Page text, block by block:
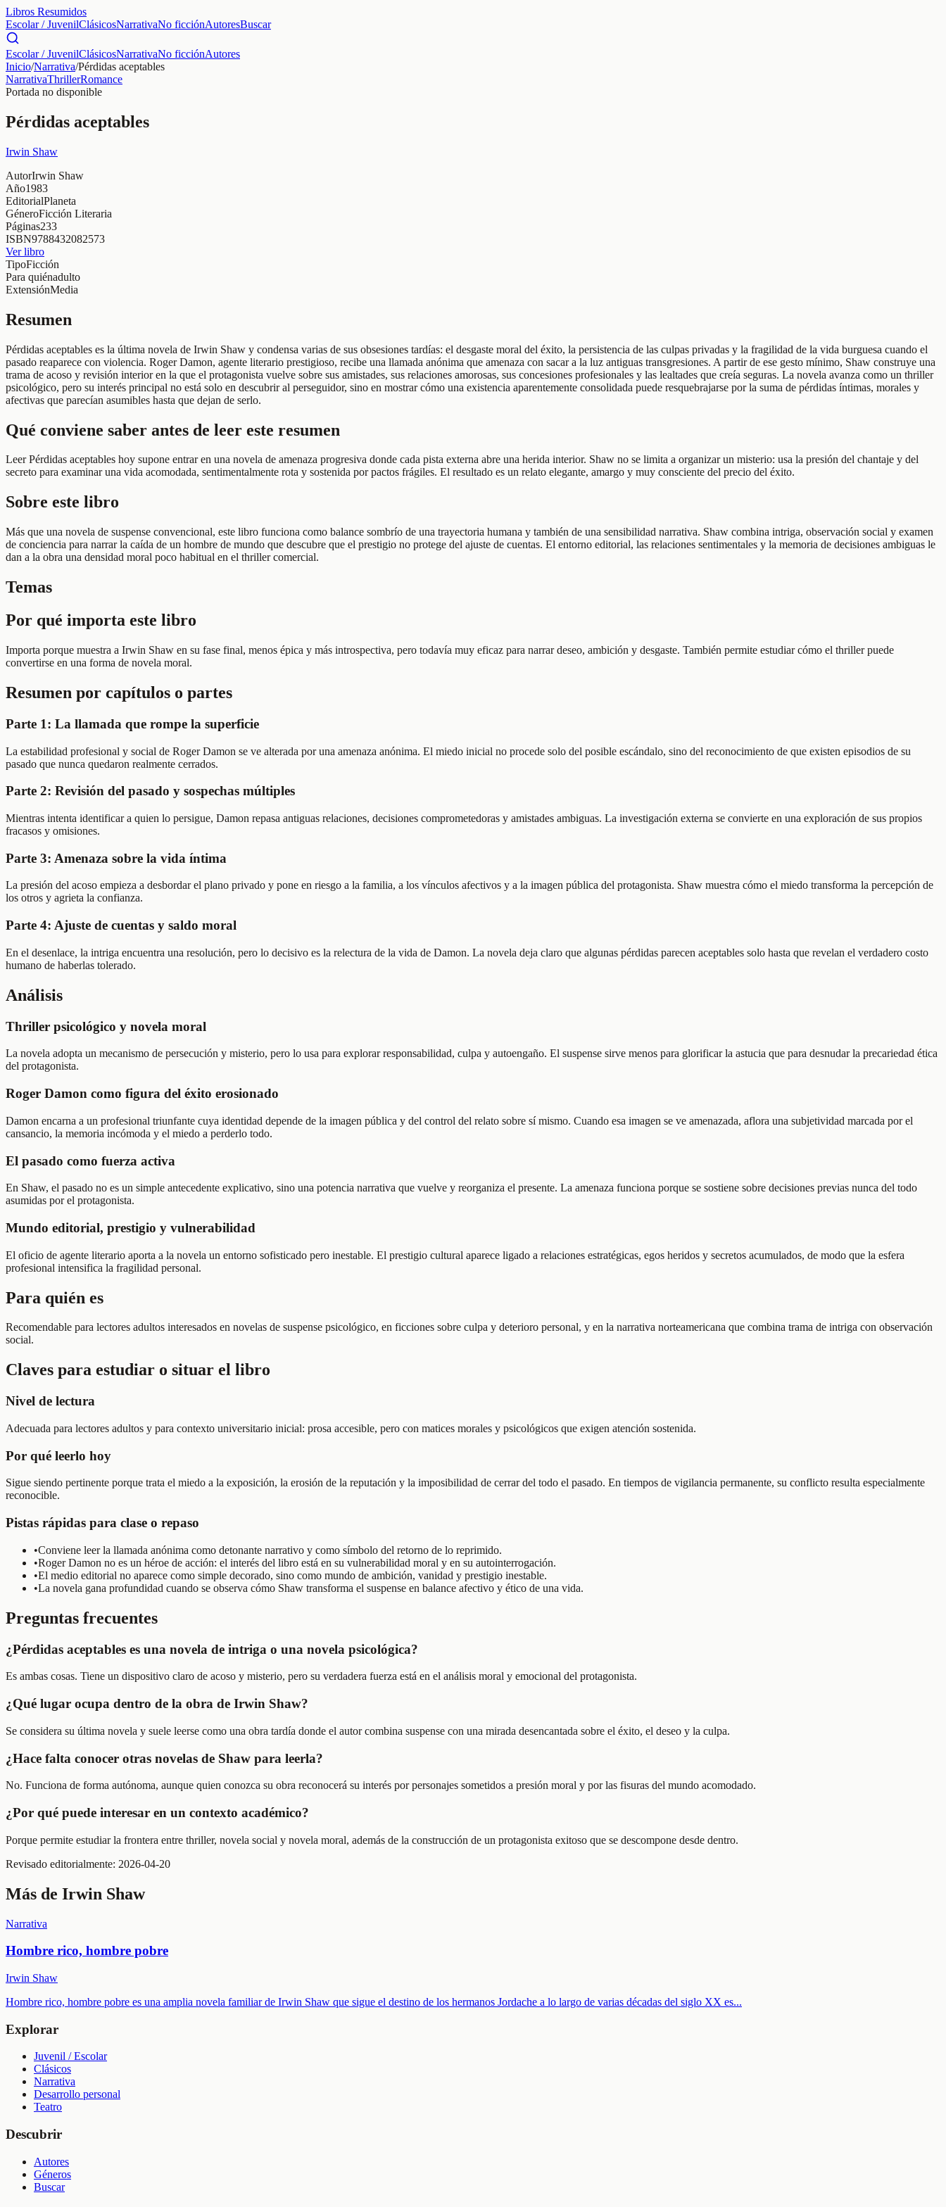
Libros Resumidos
Escolar / JuvenilClásicosNarrativaNo ficciónAutoresBuscar
Escolar / JuvenilClásicosNarrativaNo ficciónAutores
Inicio/Narrativa/Pérdidas aceptables
NarrativaThrillerRomance
Portada no disponible
Pérdidas aceptables
Irwin Shaw
AutorIrwin Shaw
Año1983
EditorialPlaneta
GéneroFicción Literaria
Páginas233
ISBN9788432082573
Ver libro
TipoFicción
Para quiénadulto
ExtensiónMedia
Resumen
Pérdidas aceptables es la última novela de Irwin Shaw y condensa varias de sus obsesiones tardías: el desgaste moral del éxito, la persistencia de las culpas privadas y la fragilidad de la vida burguesa cuando el
pasado reaparece con violencia. Roger Damon, agente literario prestigioso, recibe una llamada anónima que amenaza con sacar a la luz antiguas transgresiones. A partir de ese gesto mínimo, Shaw construye una
trama de acoso y revisión interior en la que el protagonista vuelve sobre sus amistades, sus relaciones amorosas, sus concesiones profesionales y las lealtades que creía seguras. La novela avanza como un thriller
psicológico, pero su interés principal no está solo en descubrir al perseguidor, sino en mostrar cómo una existencia aparentemente consolidada puede resquebrajarse por la suma de pérdidas íntimas, morales y
afectivas que parecían asumibles hasta que dejan de serlo.
Qué conviene saber antes de leer este resumen
Leer Pérdidas aceptables hoy supone entrar en una novela de amenaza progresiva donde cada pista externa abre una herida interior. Shaw no se limita a organizar un misterio: usa la presión del chantaje y del
secreto para examinar una vida acomodada, sentimentalmente rota y sostenida por pactos frágiles. El resultado es un relato elegante, amargo y muy consciente del precio del éxito.
Sobre este libro
Más que una novela de suspense convencional, este libro funciona como balance sombrío de una trayectoria humana y también de una sensibilidad narrativa. Shaw combina intriga, observación social y examen
de conciencia para narrar la caída de un hombre de mundo que descubre que el prestigio no protege del ajuste de cuentas. El entorno editorial, las relaciones sentimentales y la memoria de decisiones ambiguas le
dan a la obra una densidad moral poco habitual en el thriller comercial.
Temas
Por qué importa este libro
Importa porque muestra a Irwin Shaw en su fase final, menos épica y más introspectiva, pero todavía muy eficaz para narrar deseo, ambición y desgaste. También permite estudiar cómo el thriller puede
convertirse en una forma de novela moral.
Resumen por capítulos o partes
Parte 1: La llamada que rompe la superficie
La estabilidad profesional y social de Roger Damon se ve alterada por una amenaza anónima. El miedo inicial no procede solo del posible escándalo, sino del reconocimiento de que existen episodios de su
pasado que nunca quedaron realmente cerrados.
Parte 2: Revisión del pasado y sospechas múltiples
Mientras intenta identificar a quien lo persigue, Damon repasa antiguas relaciones, decisiones comprometedoras y amistades ambiguas. La investigación externa se convierte en una exploración de sus propios
fracasos y omisiones.
Parte 3: Amenaza sobre la vida íntima
La presión del acoso empieza a desbordar el plano privado y pone en riesgo a la familia, a los vínculos afectivos y a la imagen pública del protagonista. Shaw muestra cómo el miedo transforma la percepción de
los otros y agrieta la confianza.
Parte 4: Ajuste de cuentas y saldo moral
En el desenlace, la intriga encuentra una resolución, pero lo decisivo es la relectura de la vida de Damon. La novela deja claro que algunas pérdidas parecen aceptables solo hasta que revelan el verdadero costo
humano de haberlas tolerado.
Análisis
Thriller psicológico y novela moral
La novela adopta un mecanismo de persecución y misterio, pero lo usa para explorar responsabilidad, culpa y autoengaño. El suspense sirve menos para glorificar la astucia que para desnudar la precariedad ética
del protagonista.
Roger Damon como figura del éxito erosionado
Damon encarna a un profesional triunfante cuya identidad depende de la imagen pública y del control del relato sobre sí mismo. Cuando esa imagen se ve amenazada, aflora una subjetividad marcada por el
cansancio, la memoria incómoda y el miedo a perderlo todo.
El pasado como fuerza activa
En Shaw, el pasado no es un simple antecedente explicativo, sino una potencia narrativa que vuelve y reorganiza el presente. La amenaza funciona porque se sostiene sobre decisiones previas nunca del todo
asumidas por el protagonista.
Mundo editorial, prestigio y vulnerabilidad
El oficio de agente literario aporta a la novela un entorno sofisticado pero inestable. El prestigio cultural aparece ligado a relaciones estratégicas, egos heridos y secretos acumulados, de modo que la esfera
profesional intensifica la fragilidad personal.
Para quién es
Recomendable para lectores adultos interesados en novelas de suspense psicológico, en ficciones sobre culpa y deterioro personal, y en la narrativa norteamericana que combina trama de intriga con observación
social.
Claves para estudiar o situar el libro
Nivel de lectura
Adecuada para lectores adultos y para contexto universitario inicial: prosa accesible, pero con matices morales y psicológicos que exigen atención sostenida.
Por qué leerlo hoy
Sigue siendo pertinente porque trata el miedo a la exposición, la erosión de la reputación y la imposibilidad de cerrar del todo el pasado. En tiempos de vigilancia permanente, su conflicto resulta especialmente
reconocible.
Pistas rápidas para clase o repaso
•Conviene leer la llamada anónima como detonante narrativo y como símbolo del retorno de lo reprimido.
•Roger Damon no es un héroe de acción: el interés del libro está en su vulnerabilidad moral y en su autointerrogación.
•El medio editorial no aparece como simple decorado, sino como mundo de ambición, vanidad y prestigio inestable.
•La novela gana profundidad cuando se observa cómo Shaw transforma el suspense en balance afectivo y ético de una vida.
Preguntas frecuentes
¿Pérdidas aceptables es una novela de intriga o una novela psicológica?
Es ambas cosas. Tiene un dispositivo claro de acoso y misterio, pero su verdadera fuerza está en el análisis moral y emocional del protagonista.
¿Qué lugar ocupa dentro de la obra de Irwin Shaw?
Se considera su última novela y suele leerse como una obra tardía donde el autor combina suspense con una mirada desencantada sobre el éxito, el deseo y la culpa.
¿Hace falta conocer otras novelas de Shaw para leerla?
No. Funciona de forma autónoma, aunque quien conozca su obra reconocerá su interés por personajes sometidos a presión moral y por las fisuras del mundo acomodado.
¿Por qué puede interesar en un contexto académico?
Porque permite estudiar la frontera entre thriller, novela social y novela moral, además de la construcción de un protagonista exitoso que se descompone desde dentro.
Revisado editorialmente: 2026-04-20
Más de Irwin Shaw
Narrativa
Hombre rico, hombre pobre
Irwin Shaw
Hombre rico, hombre pobre es una amplia novela familiar de Irwin Shaw que sigue el destino de los hermanos Jordache a lo largo de varias décadas del siglo XX es...
Explorar
Juvenil / Escolar
Clásicos
Narrativa
Desarrollo personal
Teatro
Descubrir
Autores
Géneros
Buscar